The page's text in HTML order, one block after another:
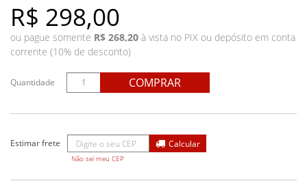
R$ 298,00
ou pague somente R$ 268,20 à vista no PIX ou depósito em conta
corrente (10% de desconto)
Quantidade COMPRAR
Não sei meu CEP